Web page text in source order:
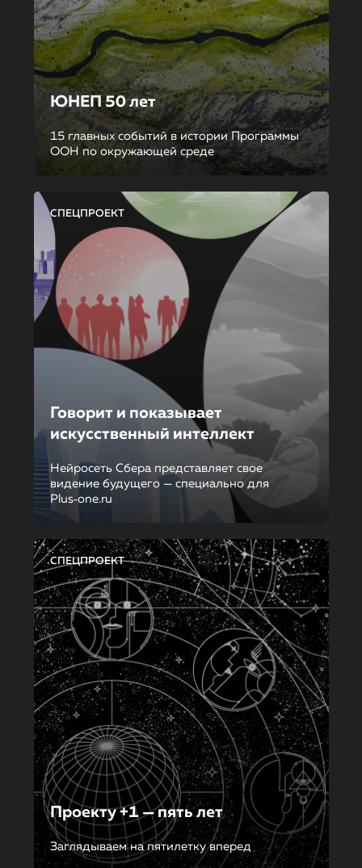
ЮНЕП 50 лет
15 главных событий в истории Программы
ООН по окружающей среде
СПЕЦПРОЕКТ
Говорит и показывает
искусственный интеллект
Нейросеть Сбера представляет свое
видение будущего — специально для
Plus‑one.ru
СПЕЦПРОЕКТ
Проекту +1 — пять лет
Заглядываем на пятилетку вперед